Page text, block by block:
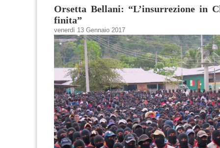
Orsetta Bellani: “L’insurrezione in
finita”
venerdì 13 Gennaio 2017